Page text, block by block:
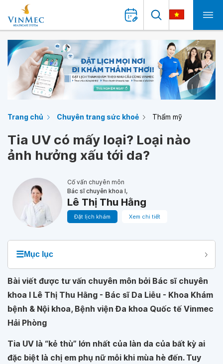
Trang chủ Chuyên trang sức khoẻ Thẩm mỹ
Tia UV có mấy loại? Loại nào
ảnh hưởng xấu tới da?
Cố vấn chuyên môn
Bác sĩ chuyên khoa I,
Lê Thị Thu Hằng
Đặt lịch khám Xem chi tiết
☰Mục lục
Bài viết được tư vấn chuyên môn bởi Bác sĩ chuyên
khoa I Lê Thị Thu Hằng - Bác sĩ Da Liễu - Khoa Khám
bệnh & Nội khoa, Bệnh viện Đa khoa Quốc tế Vinmec
Hải Phòng
Tia UV là “kẻ thù” lớn nhất của làn da của bất kỳ ai
đặc biệt là chị em phụ nữ mỗi khi mùa hè đến. Tuy